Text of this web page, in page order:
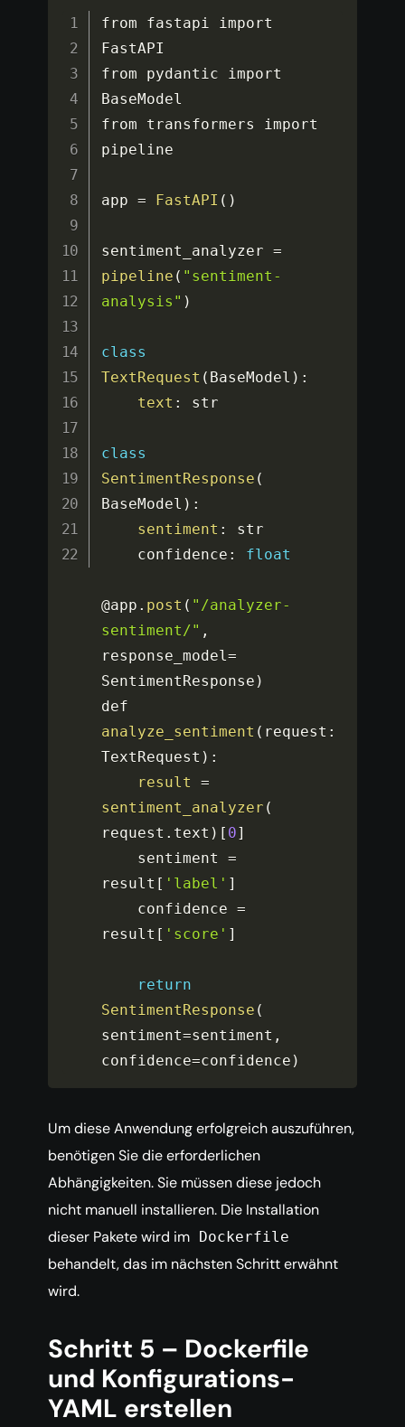
from fastapi import
FastAPI
from pydantic import
BaseModel
from transformers import
pipeline
app = FastAPI ( )
sentiment_analyzer =
pipeline ( "sentiment-
analysis" )
class
TextRequest ( BaseModel ) :
text : str
class
SentimentResponse (
BaseModel ) :
sentiment :
str
    confidence
: float
@app . post ( "/analyzer-
sentiment/" ,
response_model=
SentimentResponse )
analyze_sentiment ( request :
TextRequest ) :
result
=
sentiment_analyzer (
request . text ) [ 0]
    sentiment
=
result [ 'label' ]
    confidence
=
result [ 'score' ]
return
SentimentResponse (
sentiment=sentiment ,
confidence=confidence )
Um diese Anwendung erfolgreich auszuführen,
benötigen Sie die erforderlichen
Abhängigkeiten. Sie müssen diese jedoch
nicht manuell installieren. Die Installation
dieser Pakete wird im
Dockerfile
behandelt, das im nächsten Schritt erwähnt
wird.
Schritt 5 – Dockerfile
und Konfigurations-
YAML erstellen